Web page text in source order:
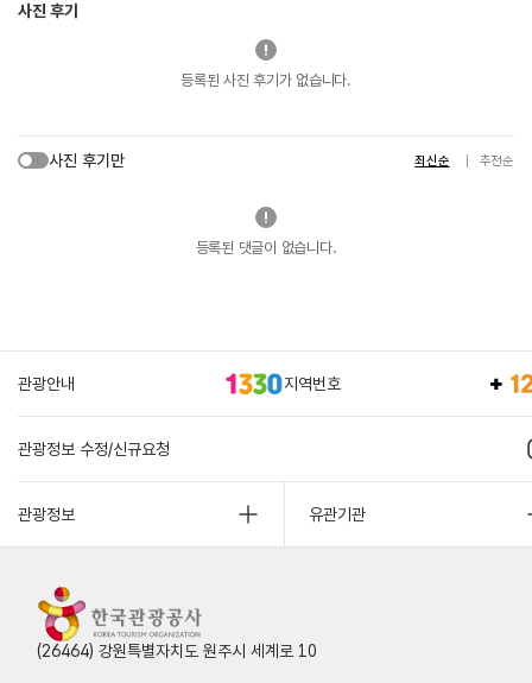
사진 후기
등록된 사진 후기가 없습니다.
사진 후기만 최신순 추천순
등록된 댓글이 없습니다.
관광안내 지역번호
관광정보 수정/신규요청
관광정보 유관기관
(26464) 강원특별자치도 원주시 세계로 10